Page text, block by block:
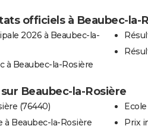
officiels à Beaubec-la-
2026 à Beaubec-la-
à Beaubec-la-Rosière
Beaubec-la-Rosière
(76440)
à Beaubec-la-Rosière
Prix